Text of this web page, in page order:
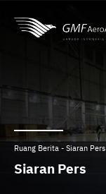
Ruang Berita - Siaran Pers
Siaran Pers